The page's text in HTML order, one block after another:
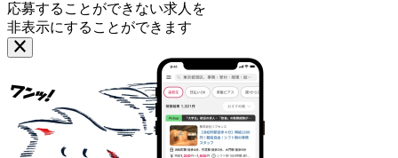
応募することができない求人を
非表示にすることができます